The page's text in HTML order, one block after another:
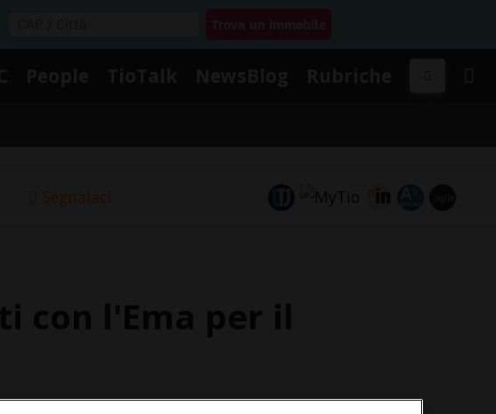
Segnalaci